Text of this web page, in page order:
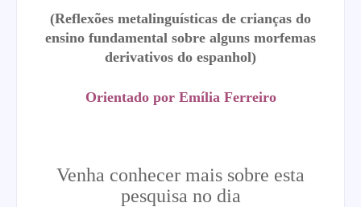
(Reflexões metalinguísticas de crianças do
ensino fundamental sobre alguns morfemas
derivativos do espanhol)
Orientado por Emília Ferreiro
Venha conhecer mais sobre esta
pesquisa no dia